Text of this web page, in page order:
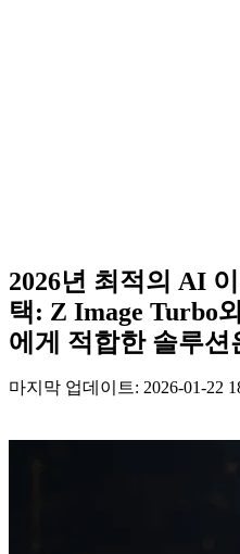
2026년 최적의 AI
택: Z Image Turbo
에게 적합한 솔루션
마지막 업데이트: 2026-01-22